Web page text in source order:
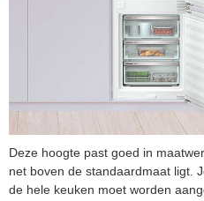
Deze hoogte past goed in
net boven de standaardmaat ligt.
de hele keuken moet worden